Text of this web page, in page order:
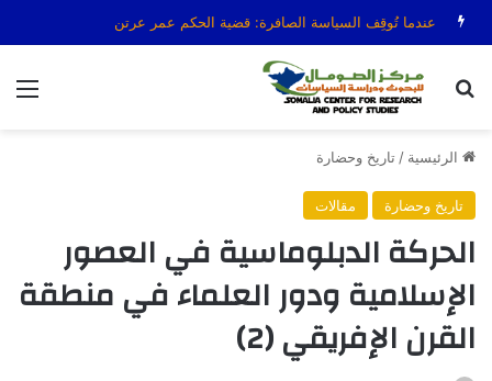
عندما تُوقِف السياسة الصافرة: قضية الحكم عمر عرتن
بحث عن
الرئيسية / تاريخ وحضارة
تاريخ وحضارة مقالات
الحركة الدبلوماسية في العصور
الإسلامية ودور العلماء في منطقة
القرن الإفريقي (2)